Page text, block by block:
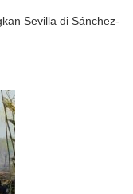
Sevilla di Sánchez-